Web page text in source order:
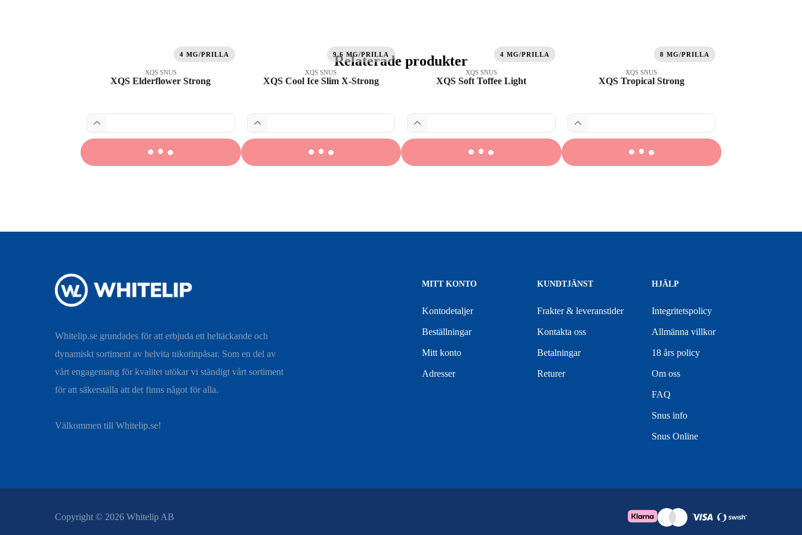
Relaterade produkter
4 MG/PRILLA
XQS SNUS
XQS Elderflower Strong
9.6 MG/PRILLA
XQS SNUS
XQS Cool Ice Slim X-Strong
4 MG/PRILLA
XQS SNUS
XQS Soft Toffee Light
8 MG/PRILLA
XQS SNUS
XQS Tropical Strong
Whitelip.se grundades för att erbjuda ett heltäckande och
dynamiskt sortiment av helvita nikotinpåsar. Som en del av
vårt engagemang för kvalitet utökar vi ständigt vårt sortiment
för att säkerställa att det finns något för alla.
Välkommen till Whitelip.se!
MITT KONTO
Kontodetaljer
Beställningar
Mitt konto
Adresser
KUNDTJÄNST
Frakter & leveranstider
Kontakta oss
Betalningar
Returer
HJÄLP
Integritetspolicy
Allmänna villkor
18 års policy
Om oss
FAQ
Snus info
Snus Online
Copyright © 2026 Whitelip AB